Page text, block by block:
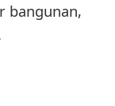
bangunan,